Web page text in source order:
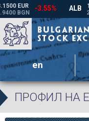
en
ПРОФИЛ НА